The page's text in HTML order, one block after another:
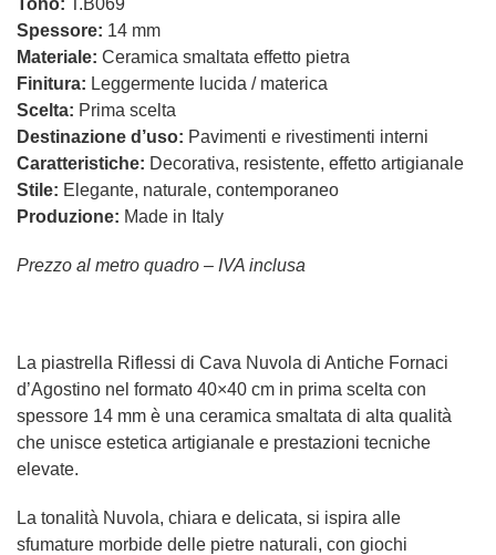
Spessore: 14 mm
Materiale: Ceramica smaltata effetto pietra
Finitura: Leggermente lucida / materica
Scelta: Prima scelta
Destinazione d’uso: Pavimenti e rivestimenti interni
Caratteristiche: Decorativa, resistente, effetto artigianale
Stile: Elegante, naturale, contemporaneo
Produzione: Made in Italy
Prezzo al metro quadro – IVA inclusa
La piastrella Riflessi di Cava Nuvola di Antiche Fornaci
d’Agostino nel formato 40×40 cm in prima scelta con
spessore 14 mm è una ceramica smaltata di alta qualità
che unisce estetica artigianale e prestazioni tecniche
elevate.
La tonalità Nuvola, chiara e delicata, si ispira alle
sfumature morbide delle pietre naturali, con giochi